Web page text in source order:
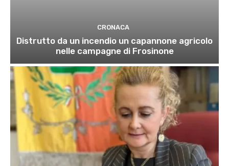
CRONACA
Distrutto da un incendio un capannone agricolo
nelle campagne di Frosinone